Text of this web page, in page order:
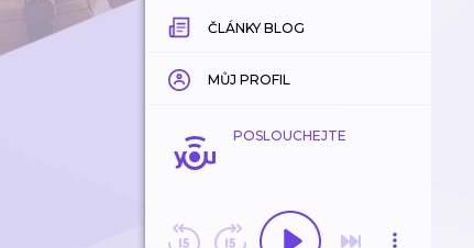
ČLÁNKY BLOG
MŮJ PROFIL
POSLOUCHEJTE